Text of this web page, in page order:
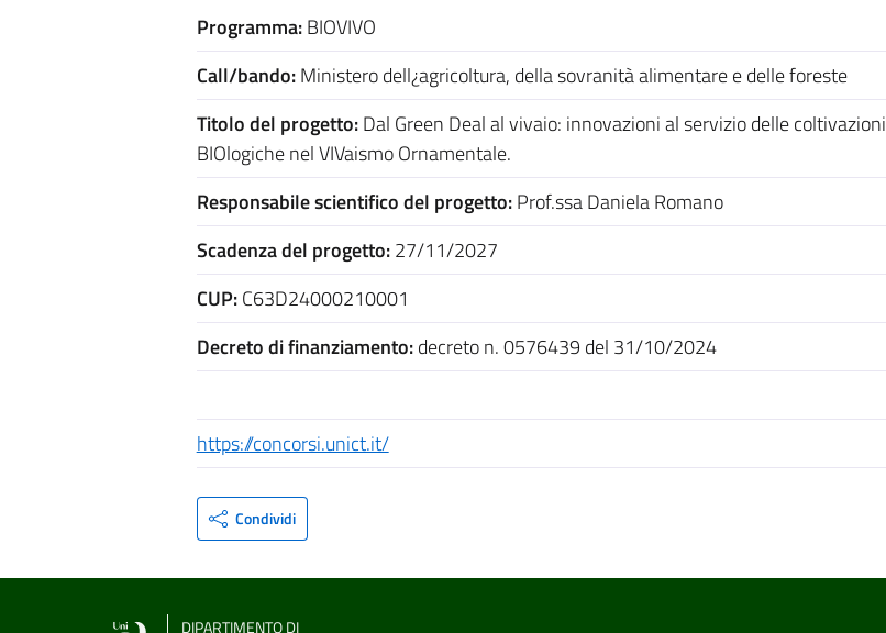
Programma:BIOVIVO
Call/bando:Ministero dell¿agricoltura, della sovranità alimentare e delle foreste
Titolo del progetto:Dal Green Deal al vivaio: innovazioni al servizio delle coltivazioni
BIOlogiche nel VIVaismo Ornamentale.
Responsabile scientifico del progetto:Prof.ssa Daniela Romano
Scadenza del progetto:27/11/2027
CUP:C63D24000210001
Decreto di finanziamento:decreto n. 0576439 del 31/10/2024
https://concorsi.unict.it/
Condividi
DIPARTIMENTO DI